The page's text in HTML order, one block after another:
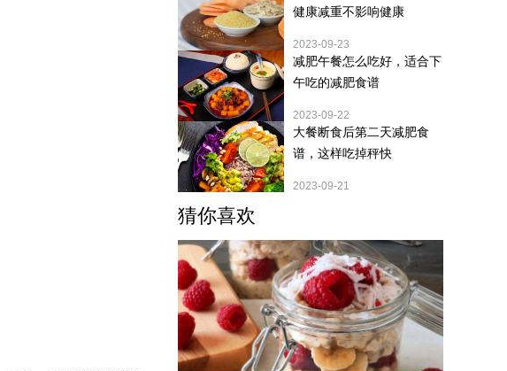
健康减重不影响健康
2023-09-23
减肥午餐怎么吃好，适合下
午吃的减肥食谱
2023-09-22
大餐断食后第二天减肥食
谱，这样吃掉秤快
2023-09-21
猜你喜欢